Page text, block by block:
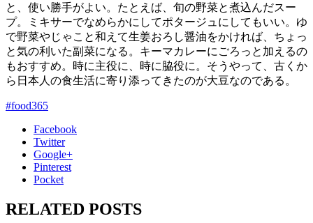
と、使い勝手がよい。たとえば、旬の野菜と煮込んだスー
プ。ミキサーでなめらかにしてポタージュにしてもいい。ゆ
で野菜やじゃこと和えて生姜おろし醤油をかければ、ちょっ
と気の利いた副菜になる。キーマカレーにごろっと加えるの
もおすすめ。時に主役に、時に脇役に。そうやって、古くか
ら日本人の食生活に寄り添ってきたのが大豆なのである。
#food365
Facebook
Twitter
Google+
Pinterest
Pocket
RELATED POSTS